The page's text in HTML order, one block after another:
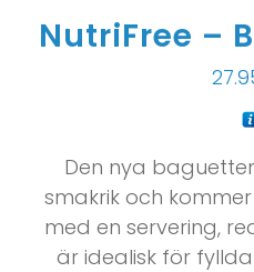
NutriFree –
Den nya
smakrik och
med en servering,
är idealisk för